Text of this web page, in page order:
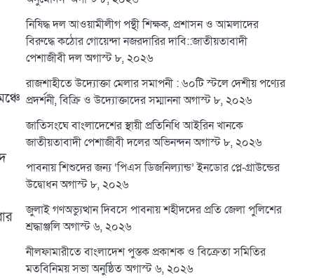
নিষিদ্ধ দল আওয়ামীলীগ পন্থী শিক্ষক, প্রশাসন ও আমলাদের
বিরুদ্ধে কঠোর গোয়েন্দা নজরদারির দাবি::জাতীয়তাবাদী
পেশাজীবী দলঅগাস্ট ৮, ২০২৬
রাজশাহীতে উদ্যোক্তা মেলার সমাপনী : ৬০টি স্টলে দেশীয় পণ্যের
প্রদর্শনী, বিক্রি ও উদ্যোক্তাদের সম্মাননাঅগাস্ট ৮, ২০২৬
জাতিসংঘে বাংলাদেশের স্থায়ী প্রতিনিধি আইরিন খানকে
জাতীয়তাবাদী পেশাজীবী দলের অভিনন্দনঅগাস্ট ৮, ২০২৬
পাবনায় শিশুদের জন্য ‘পিএস ডিজনিল্যান্ড’ ইনডোর প্লে-গ্রাউন্ডের
উদ্বোধনঅগাস্ট ৮, ২০২৬
জুলাই গণঅভ্যুত্থান দিবসে পাবনায় শহীদদের প্রতি জেলা পুলিশের
শ্রদ্ধাঞ্জলিঅগাস্ট ৬, ২০২৬
নীলফামারীতে বাংলাদেশ পুস্তক প্রকাশক ও বিক্রেতা সমিতির
মতবিনিময় সভা অনুষ্ঠিতঅগাস্ট ৬, ২০২৬